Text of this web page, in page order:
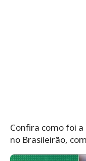
Confira como foi
no Brasileirão,